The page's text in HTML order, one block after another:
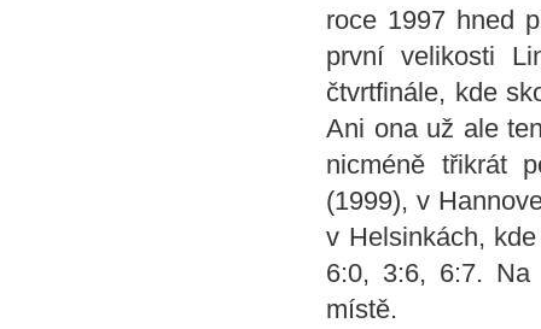
roce 1997 hned
první velikosti
čtvrtfinále, kde
Ani ona už ale
nicméně třikrát
(1999), v
v Helsinkách,
6:0, 3:6, 6:7. Na
místě.